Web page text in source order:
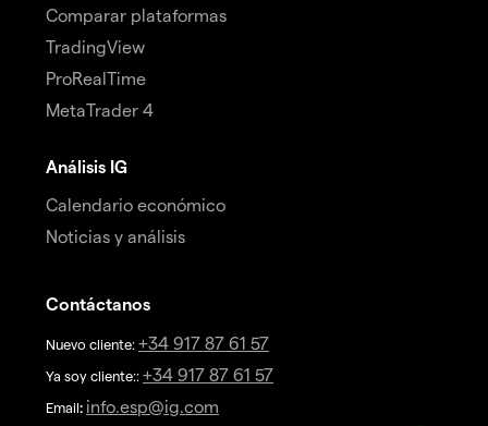
Comparar plataformas
TradingView
ProRealTime
MetaTrader 4
Análisis IG
Calendario económico
Noticias y análisis
Contáctanos
Nuevo cliente: +34 917 87 61 57
Ya soy cliente:: +34 917 87 61 57
Email: info.esp@ig.com